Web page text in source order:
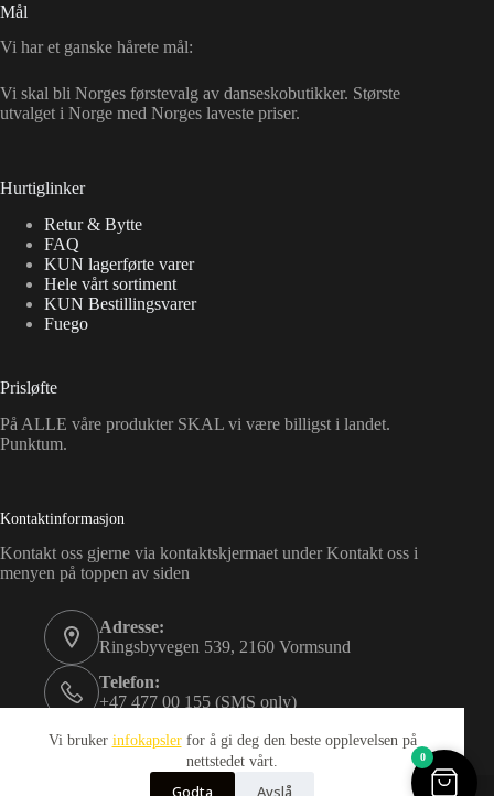
Vi bruker infokapslerfor å gi deg den beste opplevelsen på
nettstedet vårt.
Godta Avslå
Mål
Vi har et ganske hårete mål:
Vi skal bli Norges førstevalg av danseskobutikker. Største
utvalget i Norge med Norges laveste priser.
Hurtiglinker
Retur & Bytte
FAQ
KUN lagerførte varer
Hele vårt sortiment
KUN Bestillingsvarer
Fuego
Prisløfte
På ALLE våre produkter SKAL vi være billigst i landet.
Punktum.
Kontaktinformasjon
Kontakt oss gjerne via kontaktskjermaet under Kontakt oss i
menyen på toppen av siden
Adresse:
Ringsbyvegen 539, 2160 Vormsund
Telefon:
+47 477 00 155 (SMS only)
Email:
kundeservice@idance.life
0